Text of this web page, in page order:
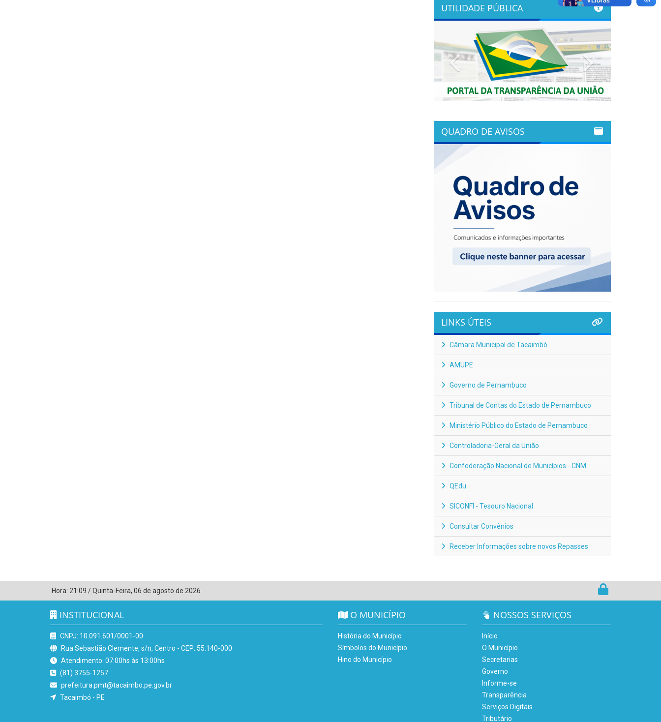
UTILIDADE PÚBLICA
Previous Next
QUADRO DE AVISOS
LINKS ÚTEIS
Câmara Municipal de Tacaimbó
AMUPE
Governo de Pernambuco
Tribunal de Contas do Estado de Pernambuco
Ministério Público do Estado de Pernambuco
Controladoria-Geral da União
Confederação Nacional de Municípios - CNM
QEdu
SICONFI - Tesouro Nacional
Consultar Convênios
Receber Informações sobre novos Repasses
Hora: 21:09 /Quinta-Feira, 06 de agosto de 2026
INSTITUCIONAL
CNPJ: 10.091.601/0001-00
Rua Sebastião Clemente, s/n, Centro - CEP: 55.140-000
Atendimento: 07:00hs às 13:00hs
(81) 3755-1257
prefeitura.pmt@tacaimbo.pe.gov.br
Tacaimbó - PE
O MUNICÍPIO
História do Município
Símbolos do Município
Hino do Município
NOSSOS SERVIÇOS
Início
O Município
Secretarias
Governo
Informe-se
Transparência
Serviços Digitais
Tributário